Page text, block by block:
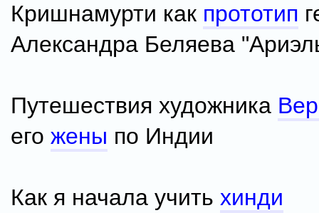
Кришнамурти как прототип
Александра Беляева
Путешествия художника
его жены по Индии
Как я начала учить хинди